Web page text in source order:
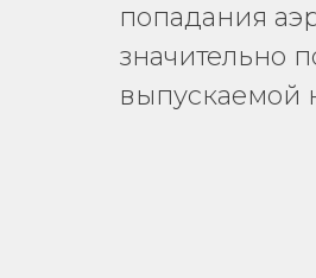
попадания
значительно
выпускаемой